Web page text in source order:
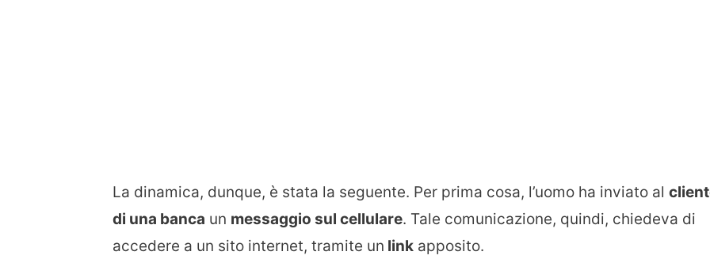
La dinamica, dunque, è stata la seguente. Per prima cosa, l’uomo ha inviato al
di una banca un messaggio sul cellulare. Tale comunicazione, quindi, chiedeva di
accedere a un sito internet, tramite un link apposito.